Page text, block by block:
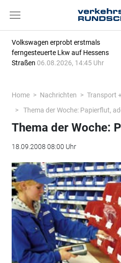
Volkswagen erprobt erstmals
ferngesteuerte Lkw auf Hessens
Straßen 06.08.2026, 14:45 Uhr
Home Nachrichten
Transport
Thema der Woche: Papierflut,
Thema der Woche:
18.09.2008 08:00 Uhr